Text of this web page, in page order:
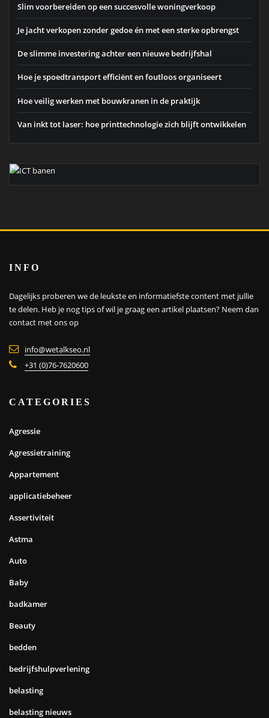
Slim voorbereiden op een succesvolle woningverkoop
Je jacht verkopen zonder gedoe én met een sterke opbrengst
De slimme investering achter een nieuwe bedrijfshal
Hoe je spoedtransport efficiënt en foutloos organiseert
Hoe veilig werken met bouwkranen in de praktijk
Van inkt tot laser: hoe printtechnologie zich blijft ontwikkelen
INFO
Dagelijks proberen we de leukste en informatiefste content met jullie
te delen. Heb je nog tips of wil je graag een artikel plaatsen? Neem dan
contact met ons op
info@wetalkseo.nl
+31 (0)76-7620600
CATEGORIES
Agressie
Agressietraining
Appartement
applicatiebeheer
Assertiviteit
Astma
Auto
Baby
badkamer
Beauty
bedden
bedrijfshulpverlening
belasting
belasting nieuws